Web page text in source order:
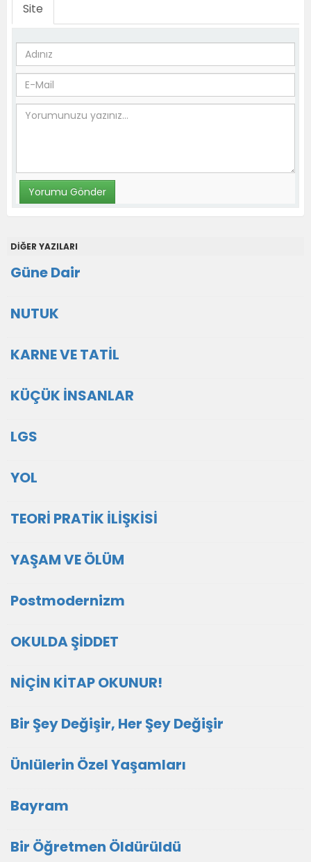
Site
DİĞER YAZILARI
Güne Dair
NUTUK
KARNE VE TATİL
KÜÇÜK İNSANLAR
LGS
YOL
TEORİ PRATİK İLİŞKİSİ
YAŞAM VE ÖLÜM
Postmodernizm
OKULDA ŞİDDET
NİÇİN KİTAP OKUNUR!
Bir Şey Değişir, Her Şey Değişir
Ünlülerin Özel Yaşamları
Bayram
Bir Öğretmen Öldürüldü